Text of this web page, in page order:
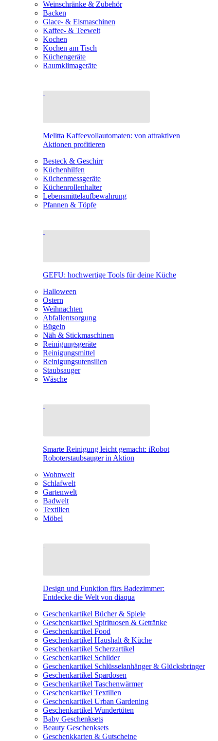
Weinschränke & Zubehör
Backen
Glace- & Eismaschinen
Kaffee- & Teewelt
Kochen
Kochen am Tisch
Küchengeräte
Raumklimageräte
Melitta Kaffeevollautomaten: von attraktiven
Aktionen profitieren
Besteck & Geschirr
Küchenhilfen
Küchenmessgeräte
Küchenrollenhalter
Lebensmittelaufbewahrung
Pfannen & Töpfe
GEFU: hochwertige Tools für deine Küche
Halloween
Ostern
Weihnachten
Abfallentsorgung
Bügeln
Näh & Stickmaschinen
Reinigungsgeräte
Reinigungsmittel
Reinigungsutensilien
Staubsauger
Wäsche
Smarte Reinigung leicht gemacht: iRobot
Roboterstaubsauger in Aktion
Wohnwelt
Schlafwelt
Gartenwelt
Badwelt
Textilien
Möbel
Design und Funktion fürs Badezimmer:
Entdecke die Welt von diaqua
Geschenkartikel Bücher & Spiele
Geschenkartikel Spirituosen & Getränke
Geschenkartikel Food
Geschenkartikel Haushalt & Küche
Geschenkartikel Scherzartikel
Geschenkartikel Schilder
Geschenkartikel Schlüsselanhänger & Glücksbringer
Geschenkartikel Spardosen
Geschenkartikel Taschenwärmer
Geschenkartikel Textilien
Geschenkartikel Urban Gardening
Geschenkartikel Wundertüten
Baby Geschenksets
Beauty Geschenksets
Geschenkkarten & Gutscheine